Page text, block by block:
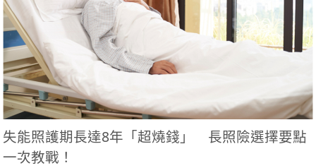
失能照護期長達8年「超燒錢」 長照險選擇要點
一次教戰！